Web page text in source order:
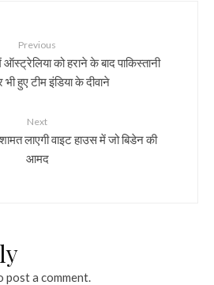
Previous
को हराने के बाद पाकिस्तानी
हुए टीम इंडिया के दीवाने
Next
लाएगी वाइट हाउस में जो बिडेन की
आमद
post a comment.